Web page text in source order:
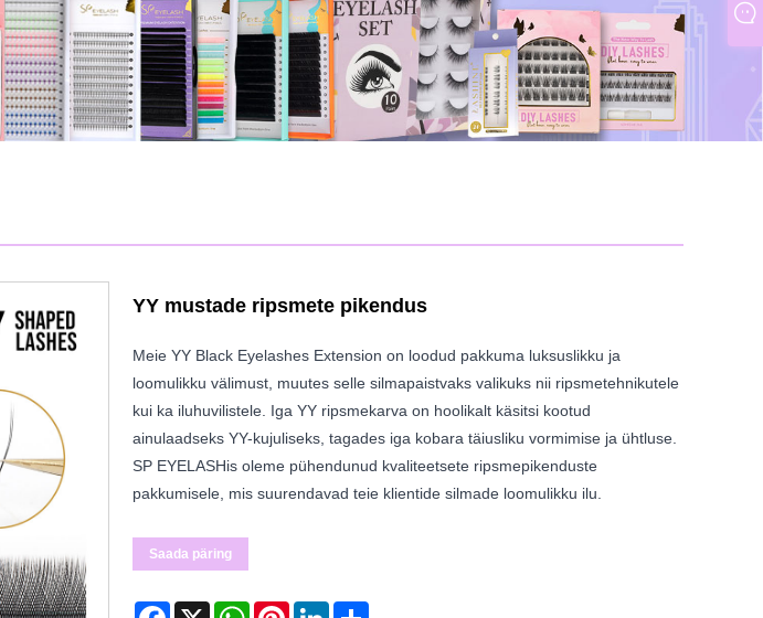
YY mustade ripsmete pikendus
Meie YY Black Eyelashes Extension on loodud pakkuma luksuslikku ja
loomulikku välimust, muutes selle silmapaistvaks valikuks nii ripsmetehnikutele
kui ka iluhuvilistele. Iga YY ripsmekarva on hoolikalt käsitsi kootud
ainulaadseks YY-kujuliseks, tagades iga kobara täiusliku vormimise ja ühtluse.
SP EYELASHis oleme pühendunud kvaliteetsete ripsmepikenduste
pakkumisele, mis suurendavad teie klientide silmade loomulikku ilu.
Saada päring
Facebook
X WhatsAppPinterestLinkedInShare